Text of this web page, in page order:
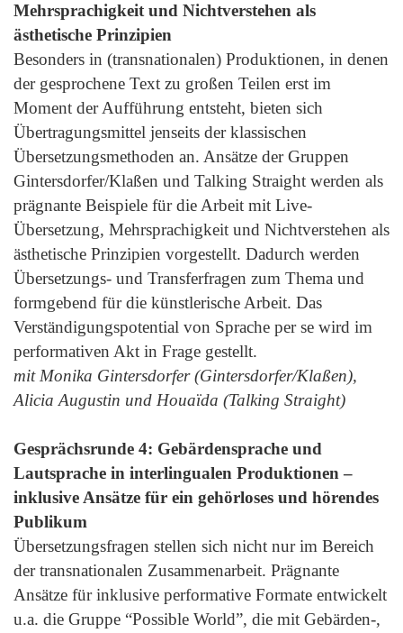
Mehrsprachigkeit und Nichtverstehen als
ästhetische Prinzipien
Besonders in (transnationalen) Produktionen, in denen
der gesprochene Text zu großen Teilen erst im
Moment der Aufführung entsteht, bieten sich
Übertragungsmittel jenseits der klassischen
Übersetzungsmethoden an. Ansätze der Gruppen
Gintersdorfer/Klaßen und Talking Straight werden als
prägnante Beispiele für die Arbeit mit Live-
Übersetzung, Mehrsprachigkeit und Nichtverstehen als
ästhetische Prinzipien vorgestellt. Dadurch werden
Übersetzungs- und Transferfragen zum Thema und
formgebend für die künstlerische Arbeit. Das
Verständigungspotential von Sprache per se wird im
performativen Akt in Frage gestellt.
mit Monika Gintersdorfer (Gintersdorfer/Klaßen),
Alicia Augustin und Houaïda (Talking Straight)
Gesprächsrunde 4: Gebärdensprache und
Lautsprache in interlingualen Produktionen –
inklusive Ansätze für ein gehörloses und hörendes
Publikum
Übersetzungsfragen stellen sich nicht nur im Bereich
der transnationalen Zusammenarbeit. Prägnante
Ansätze für inklusive performative Formate entwickelt
u.a. die Gruppe “Possible World”, die mit Gebärden-,